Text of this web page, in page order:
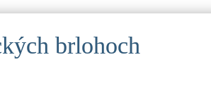
brlohoch